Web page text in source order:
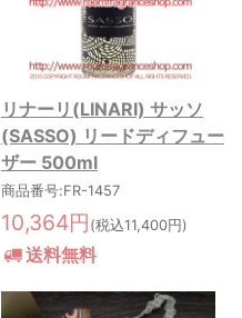
リナーリ(LINARI) サッソ
(SASSO) リードディフュー
ザー 500ml
商品番号:FR-1457
10,364円 (税込11,400円)
送料無料